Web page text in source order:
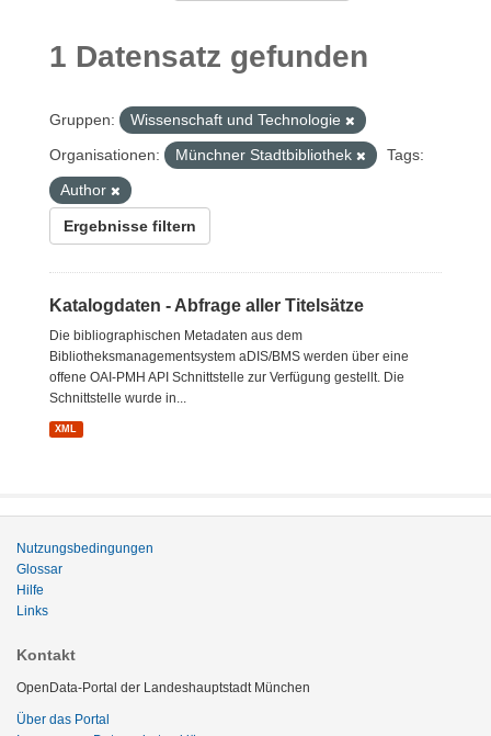
1 Datensatz gefunden
Gruppen:
Wissenschaft und Technologie
Organisationen:
Münchner Stadtbibliothek
Tags:
Author
Ergebnisse filtern
Katalogdaten - Abfrage aller Titelsätze
Die bibliographischen Metadaten aus dem
Bibliotheksmanagementsystem aDIS/BMS werden über eine
offene OAI-PMH API Schnittstelle zur Verfügung gestellt. Die
Schnittstelle wurde in...
XML
Nutzungsbedingungen
Glossar
Hilfe
Links
Kontakt
OpenData-Portal der Landeshauptstadt München
Über das Portal